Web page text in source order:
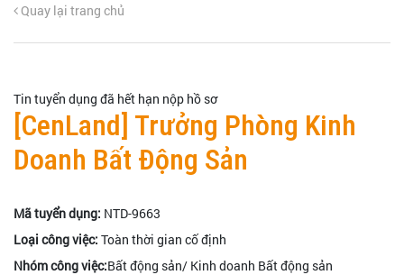
Quay lại trang chủ
Tin tuyển dụng đã hết hạn nộp hồ sơ
[CenLand] Trưởng Phòng Kinh
Doanh Bất Động Sản
Mã tuyển dụng: NTD-9663
Loại công việc: Toàn thời gian cố định
Nhóm công việc:Bất động sản/ Kinh doanh Bất động sản